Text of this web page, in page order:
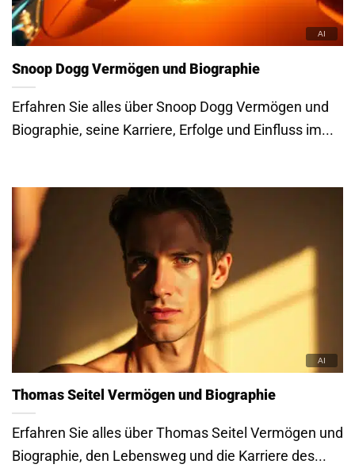
Snoop Dogg Vermögen und Biographie
Erfahren Sie alles über Snoop Dogg Vermögen und
Biographie, seine Karriere, Erfolge und Einfluss im...
Thomas Seitel Vermögen und Biographie
Erfahren Sie alles über Thomas Seitel Vermögen und
Biographie, den Lebensweg und die Karriere des...